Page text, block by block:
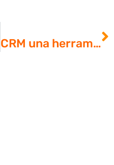
CRM una herramienta fundamental para el Marketing Automation